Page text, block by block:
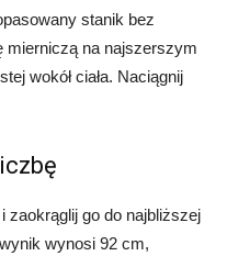
stanik bez
mierniczą na najszerszym
wokół ciała. Naciągnij
go do najbliższej
wynosi 92 cm,